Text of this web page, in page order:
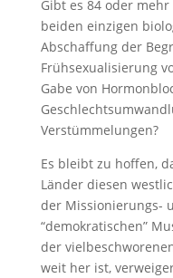
Gibt es 84 oder
beiden einzigen
Abschaffung der
Frühsexualisierung
Gabe von
Verstümmelungen?
Es bleibt zu hoffen,
Länder diesen
der Missionierungs-
“demokratischen”
der
weit her ist,